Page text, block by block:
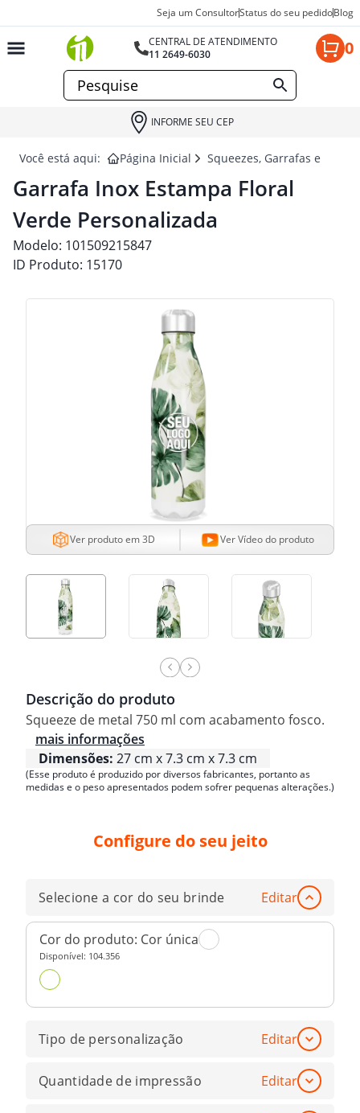
Seja um ConsultorStatus do seu pedidoBlog
CENTRAL DE ATENDIMENTO
11 2649-6030
0
INFORME SEU CEP
Você está aqui: Página Inicial Squeezes, Garrafas e
Garrafa Inox Estampa Floral
Verde Personalizada
Modelo: 101509215847
ID Produto: 15170
Ver produto em 3D Ver Vídeo do produto
Descrição do produto
Squeeze de metal 750 ml com acabamento fosco.
mais informações
Dimensões: 27 cm x 7.3 cm x 7.3 cm
(Esse produto é produzido por diversos fabricantes, portanto as
medidas e o peso apresentados podem sofrer pequenas alterações.)
Configure do seu jeito
Selecione a cor do seu brinde Editar
Cor do produto: Cor única
Disponível: 104.356
Tipo de personalização Editar
Quantidade de impressão Editar